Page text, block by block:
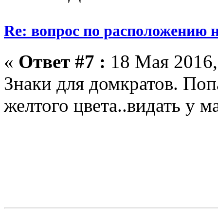
Re: вопрос по расположению
« Ответ #7 : 18 Мая
Знаки для домкратов.
желтого цвета..видать у